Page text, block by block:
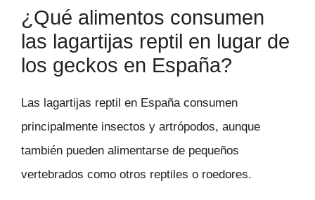
¿Qué alimentos consumen
las lagartijas reptil en lugar de
los geckos en España?
Las lagartijas reptil en España consumen
principalmente insectos y artrópodos, aunque
también pueden alimentarse de pequeños
vertebrados como otros reptiles o roedores.